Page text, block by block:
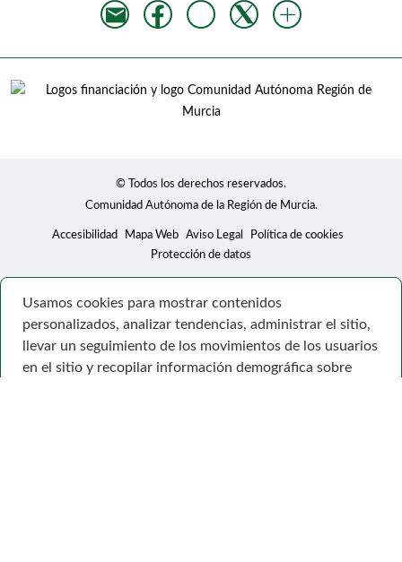
© Todos los derechos reservados.
Comunidad Autónoma de la Región de Murcia.
Accesibilidad Mapa Web Aviso Legal
Política de cookies
Protección de datos
Usamos cookies para mostrar contenidos
personalizados, analizar tendencias, administrar el sitio,
llevar un seguimiento de los movimientos de los usuarios
en el sitio y recopilar información demográfica sobre